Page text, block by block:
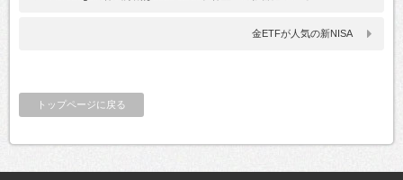
金ETFが人気の新NISA
トップページに戻る